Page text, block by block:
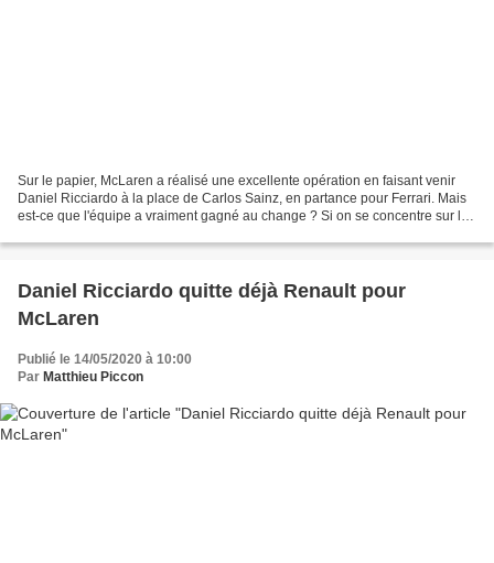
Sur le papier, McLaren a réalisé une excellente opération en faisant venir
Daniel Ricciardo à la place de Carlos Sainz, en partance pour Ferrari. Mais
est-ce que l'équipe a vraiment gagné au change ? Si on se concentre sur les
Daniel Ricciardo quitte déjà Renault pour
McLaren
Publié le 14/05/2020 à 10:00
Par Matthieu Piccon